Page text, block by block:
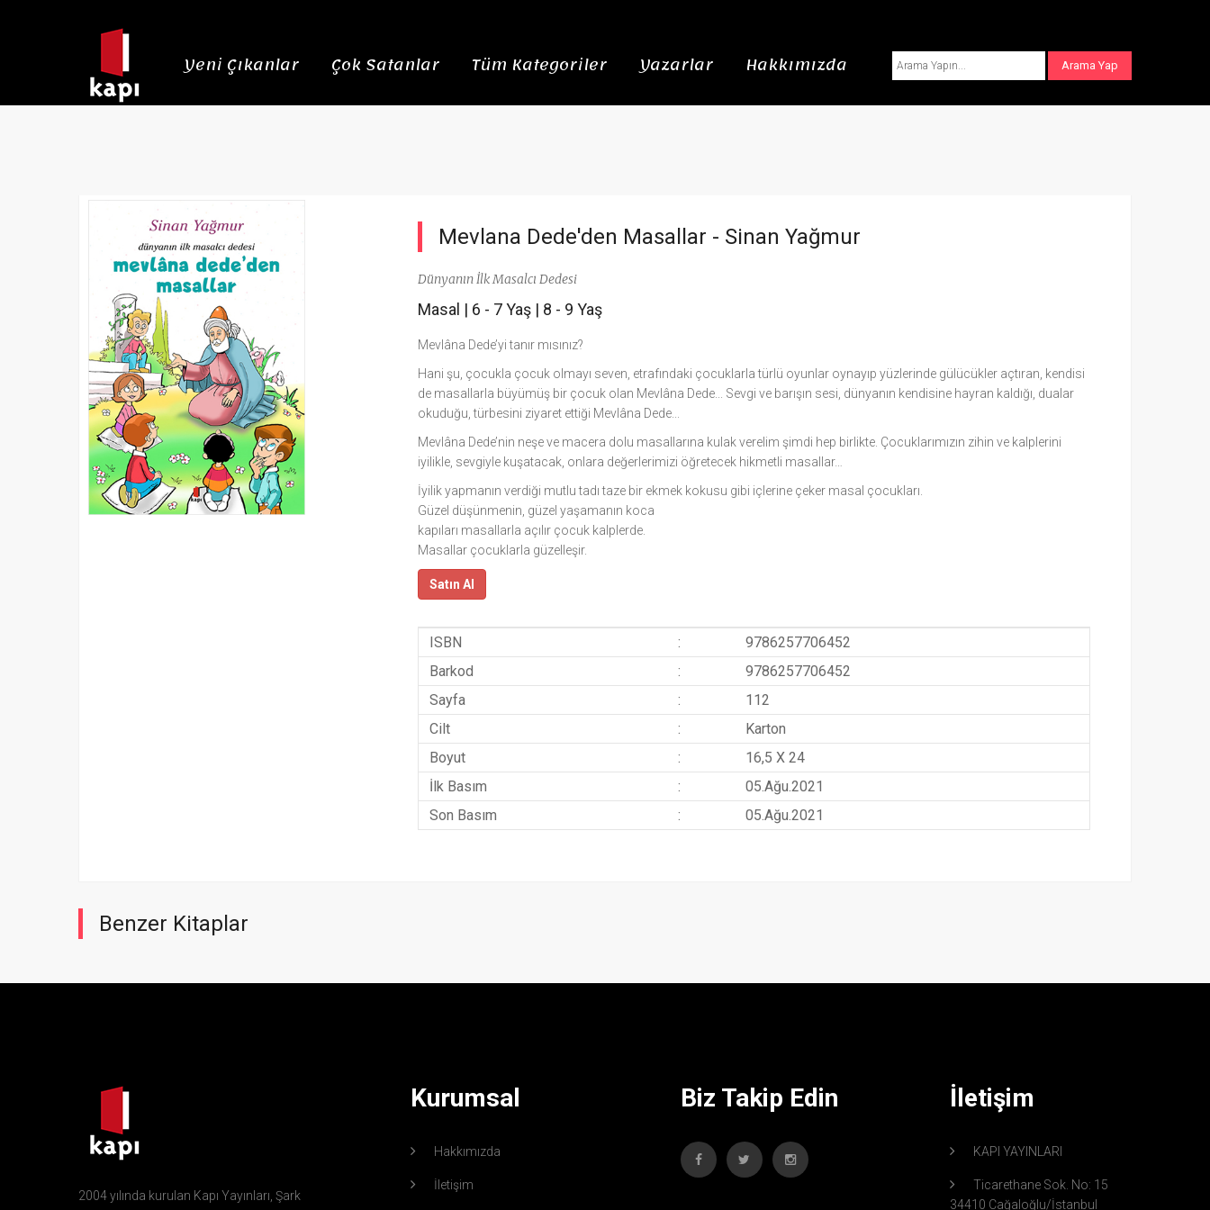
Yeni Çıkanlar Çok Satanlar Tüm Kategoriler Yazarlar Hakkımızda
Mevlana Dede'den Masallar - Sinan Yağmur
Dünyanın İlk Masalcı Dedesi
Masal | 6 - 7 Yaş| 8 - 9 Yaş
Mevlâna Dede’yi tanır mısınız?
Hani şu, çocukla çocuk olmayı seven, etrafındaki çocuklarla türlü oyunlar oynayıp yüzlerinde gülücükler açtıran, kendisi
de masallarla büyümüş bir çocuk olan Mevlâna Dede... Sevgi ve barışın sesi, dünyanın kendisine hayran kaldığı, dualar
okuduğu, türbesini ziyaret ettiği Mevlâna Dede...
Mevlâna Dede’nin neşe ve macera dolu masallarına kulak verelim şimdi hep birlikte. Çocuklarımızın zihin ve kalplerini
iyilikle, sevgiyle kuşatacak, onlara değerlerimizi öğretecek hikmetli masallar…
İyilik yapmanın verdiği mutlu tadı taze bir ekmek kokusu gibi içlerine çeker masal çocukları.
Güzel düşünmenin, güzel yaşamanın koca
kapıları masallarla açılır çocuk kalplerde.
Masallar çocuklarla güzelleşir.
Satın Al
ISBN :
9786257706452
Barkod
:
9786257706452
Sayfa
:
112
Cilt
:
Karton
Boyut
:
16,5 X 24
İlk Basım
:
05.Ağu.2021
Son Basım
: 05.Ağu.2021
Benzer Kitaplar
2004 yılında kurulan Kapı Yayınları, Şark
Kurumsal
Hakkımızda
İletişim
Biz Takip Edin İletişim
KAPI YAYINLARI
Ticarethane Sok. No: 15
34410 Cağaloğlu/İstanbul